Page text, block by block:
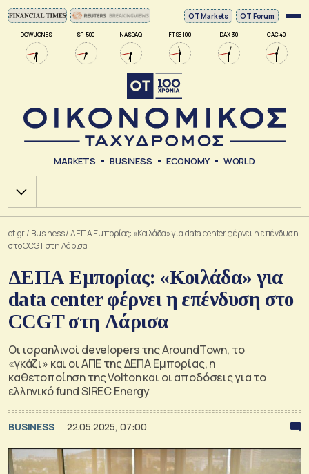
DOW JONES SP 500 NASDAQ FTSE 100 DAX 30 CAC 40
ΟΤ Markets OT Forum
MARKETS BUSINESS ECONOMY WORLD
Χ.Α.
ot.gr/ Business/ΔΕΠΑ Εμπορίας: «Κοιλάδα» για data center φέρνει η επένδυση
στο CCGT στη Λάρισα
ΔΕΠΑ Εμπορίας: «Κοιλάδα» για
data center φέρνει η επένδυση στο
CCGT στη Λάρισα
Οι ισραηλινοί developers της AroundTown, το
«γκάζι» και οι ΑΠΕ της ΔΕΠΑ Εμπορίας, η
καθετοποίηση της Volton και οι αποδόσεις για το
ελληνικό fund SIREC Energy
BUSINESS 22.05.2025, 07:00